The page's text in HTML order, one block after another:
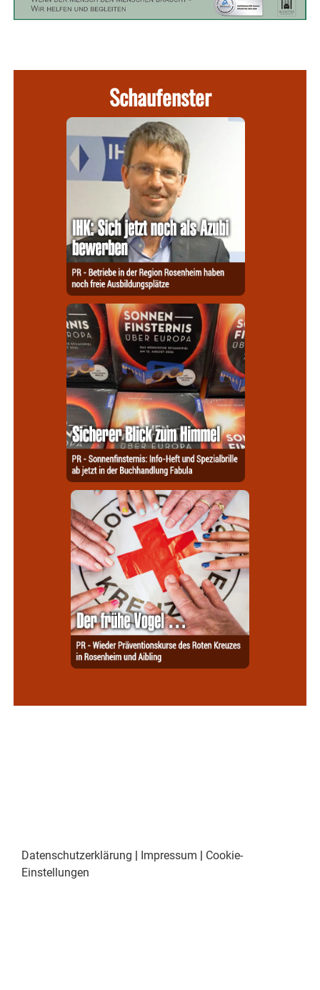
Schaufenster
Datenschutzerklärung | Impressum | Cookie-
Einstellungen